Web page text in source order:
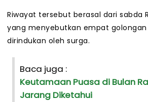
Riwayat tersebut berasal dari sabda
yang menyebutkan empat
dirindukan oleh surga.
Baca juga :
Keutamaan Puasa di Bulan
Jarang Diketahui